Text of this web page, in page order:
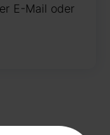
E-Mail oder